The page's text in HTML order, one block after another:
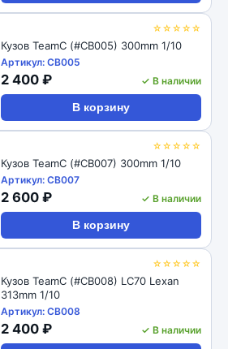
☆☆☆☆☆
Кузов TeamC (#CB005) 300mm 1/10
Артикул: CB005
2 400 ₽ ✓ В наличии
В корзину
☆☆☆☆☆
Кузов TeamC (#CB007) 300mm 1/10
Артикул: CB007
2 600 ₽ ✓ В наличии
В корзину
☆☆☆☆☆
Кузов TeamC (#CB008) LC70 Lexan
313mm 1/10
Артикул: CB008
2 400 ₽ ✓ В наличии